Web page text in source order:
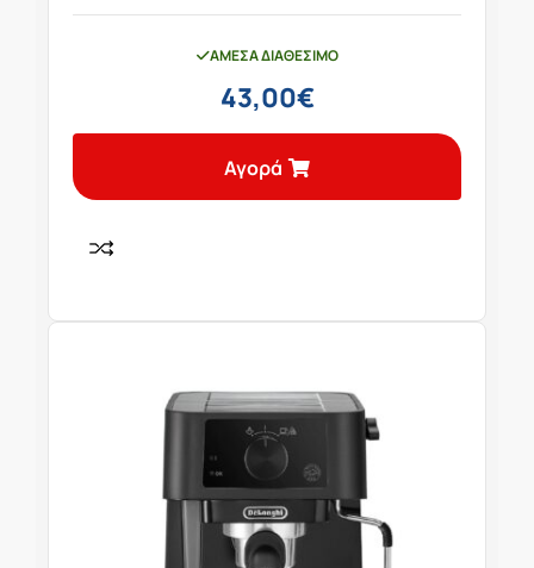
ΆΜΕΣΑ ΔΙΑΘΈΣΙΜΟ
43,00€
Αγορά